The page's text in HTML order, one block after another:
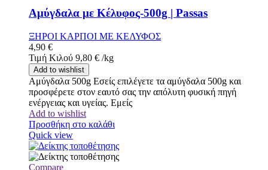
Αμύγδαλα με Κέλυφος-500g | Passas
ΞΗΡΟΙ ΚΑΡΠΟΙ ΜΕ ΚΕΛΥΦΟΣ
4,90 €
Τιμή Κιλού 9,80 € /kg
Add to wishlist
Αμύγδαλα 500g Εσείς επιλέγετε τα αμύγδαλα 500g και
προσφέρετε στον εαυτό σας την απόλυτη φυσική πηγή
ενέργειας και υγείας. Εμείς
Add to wishlist
Προσθήκη στο καλάθι
Quick view
Compare